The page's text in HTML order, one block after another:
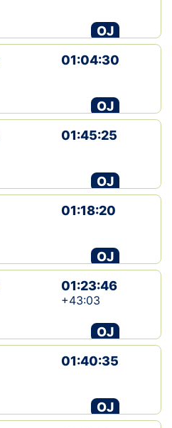
OJ
01:04:30
OJ
01:45:25
OJ
01:18:20
OJ
01:23:46
+43:03
OJ
01:40:35
OJ